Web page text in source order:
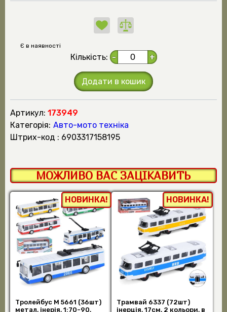
Є в наявності
Кількість: - +
Додати в кошик
Артикул: 173949
Категорія: Авто-мото техніка
штрих-код : 6903317158195
МОЖЛИВО ВАС ЗАЦІКАВИТЬ
НОВИНКА!
Тролейбус M 5661 (36шт)
метал, інерія, 1:70-90,
НОВИНКА!
Трамвай 6337 (72шт)
інерція, 17см, 2 кольори, в